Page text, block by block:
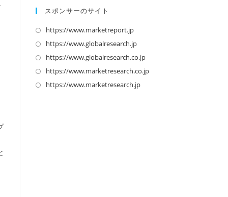
スポンサーのサイト
https://www.marketreport.jp新
し
い
タ
ブ
https://www.globalresearch.jp新
し
い
タ
https://www.globalresearch.co.jp新
し
https://www.marketresearch.co.jp新
https://www.marketresearch.jp新